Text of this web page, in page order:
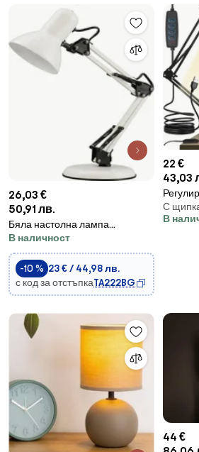
26,03 €
50,91 лв.
Бяла настолна лампа
1xE14/25W/230V
В наличност
-10 % 23 € / 44,98 лв.
с код за отстъпкаTA222BG
22 €
43,03
лампа
на
С
В
44 €